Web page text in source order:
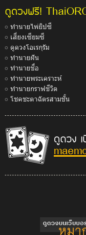
ดูดวงฟรี!
ทำนายไพ่ยิปซี
เสี่ยงเซียมซี
ดูดวงโอเรกุรัม
ทำนายฝัน
ทำนายชื่อ
ทำนายพระเคราะห์
ทำนายกราฟชีวิต
โชคชะตาฉัตรสามชั้น
ดูดวง